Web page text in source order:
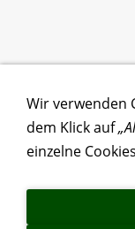
Wir verwenden
dem Klick auf
einzelne